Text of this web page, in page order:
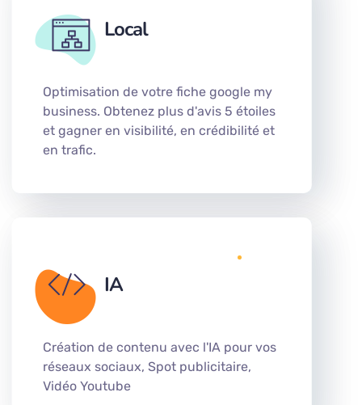
Local
Optimisation de votre fiche google my
business. Obtenez plus d'avis 5 étoiles
et gagner en visibilité, en crédibilité et
en trafic.
IA
Création de contenu avec l'IA pour vos
réseaux sociaux, Spot publicitaire,
Vidéo Youtube